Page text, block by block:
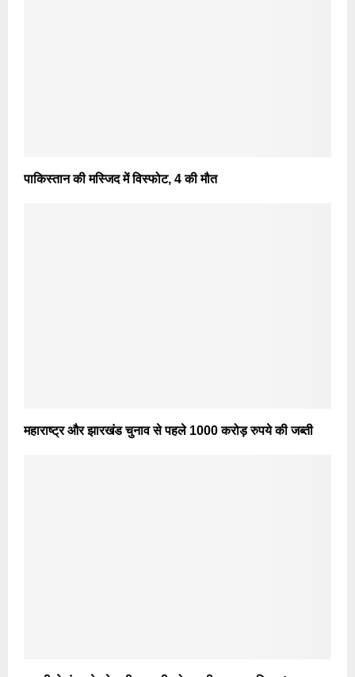
पाकिस्तान की मस्जिद में विस्फोट, 4 की मौत
महाराष्ट्र और झारखंड चुनाव से पहले 1000 करोड़ रुपये की जब्ती